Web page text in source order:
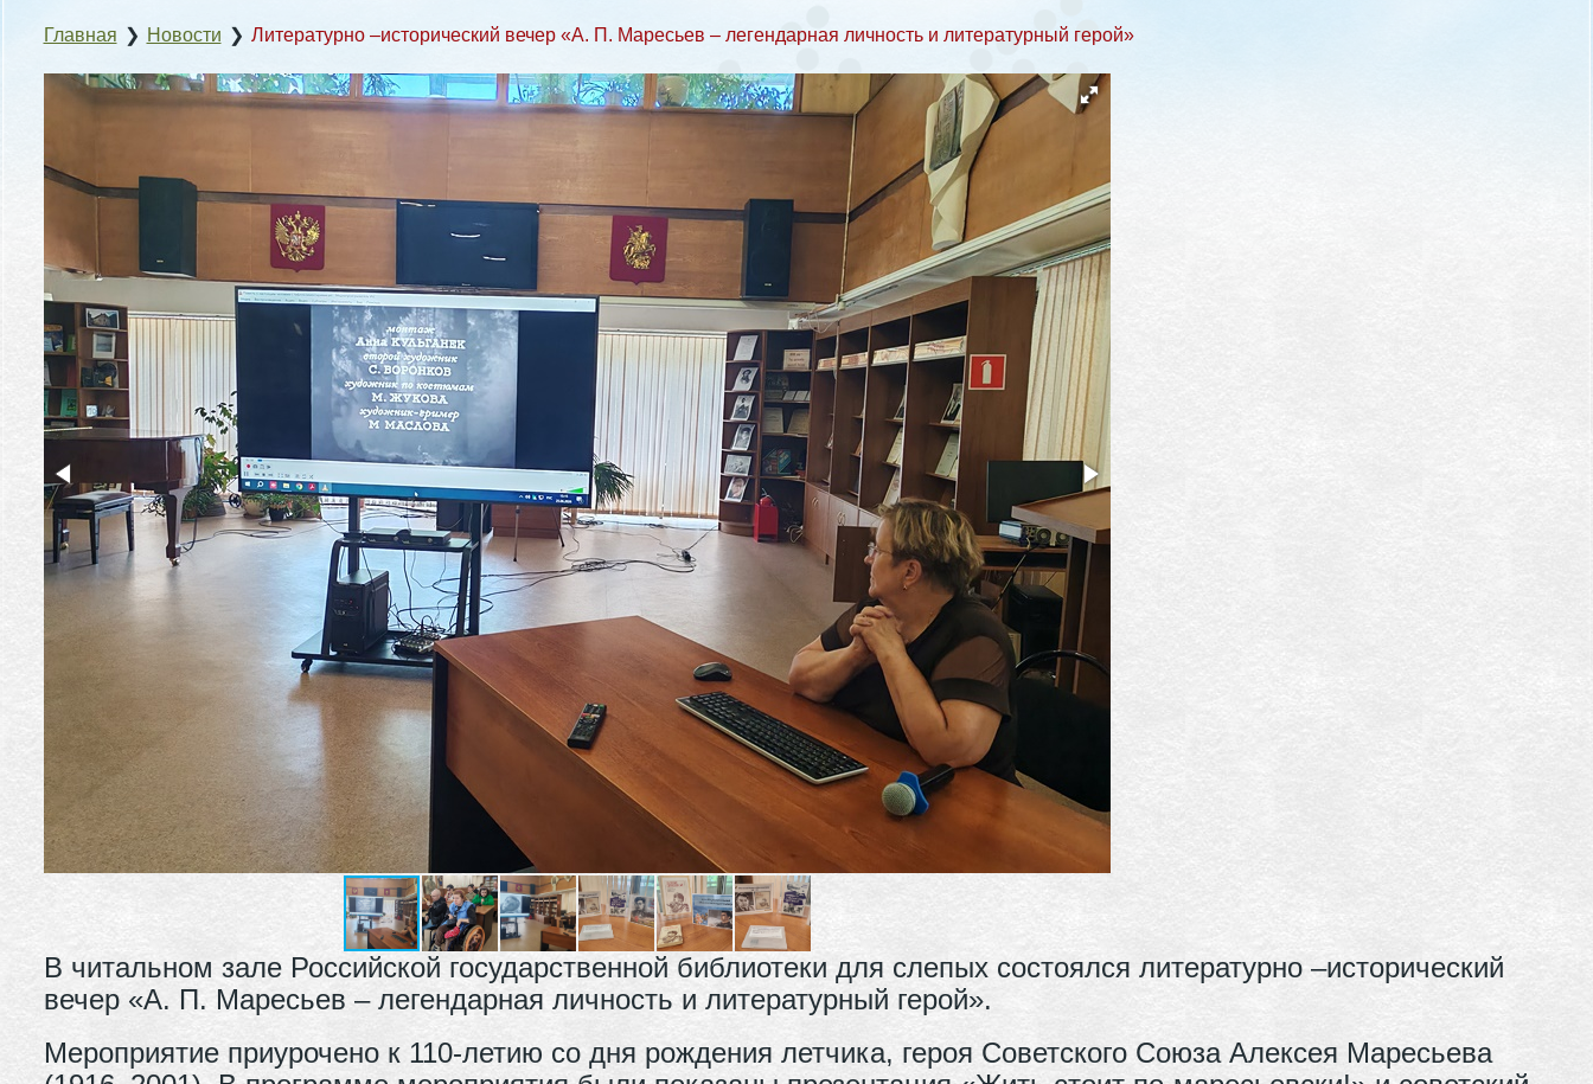
Главная ❯ Новости ❯ Литературно –исторический вечер «А. П. Маресьев – легендарная личность и литературный герой»
В читальном зале Российской государственной библиотеки для слепых состоялся литературно –исторический
вечер «А. П. Маресьев – легендарная личность и литературный герой».
Мероприятие приурочено к 110-летию со дня рождения летчика, героя Советского Союза Алексея Маресьева